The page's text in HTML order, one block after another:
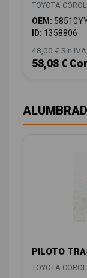
TOYOTA
OEM:
ID: 1358806
48,00 € Sin IVA
58,08 €
PILOTO
TOYOTA